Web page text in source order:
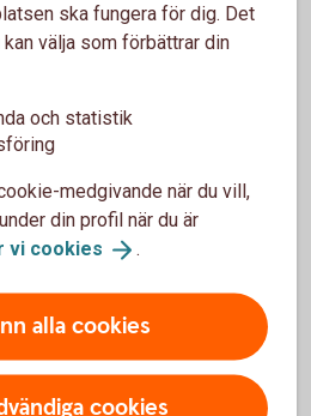
hos oss och få en bättre
din tjänstepension åt dig,
det. Välkommen att
eller besöka ett bankkontor.
ska fungera för dig. Det
välja som förbättrar din
och statistik
medgivande när du vill,
din profil när du är
vi cookies .
alla cookies
cookies